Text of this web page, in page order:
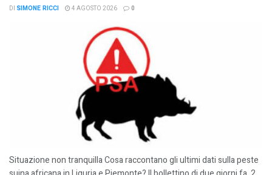
DI SIMONE RICCI 4 AGOSTO 2026 0
Situazione non tranquilla Cosa raccontano gli ultimi dati sulla peste